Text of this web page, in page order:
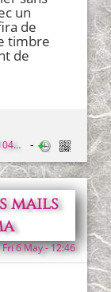
un
de
timbre
de
https://www.numerama.com/tech/1221104-le-timbre-rouge-disparait-remplace-par-une-curieuse-e-lettre-rouge.html
mails
Fri 6 May - 12:46